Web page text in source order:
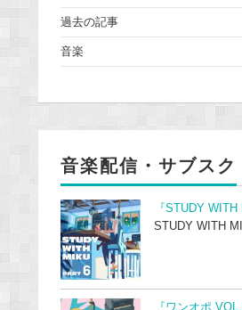
過去の記事
音楽
音楽配信・サブスク
『STUDY WITH
STUDY WITH
『ワンオポ